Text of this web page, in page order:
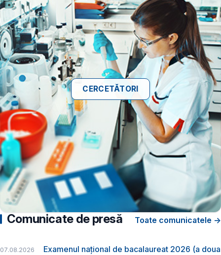
CERCETĂTORI
Comunicate de presă Toate comunicatele →
07.08.2026
Examenul național de bacalaureat 2026 (a doua